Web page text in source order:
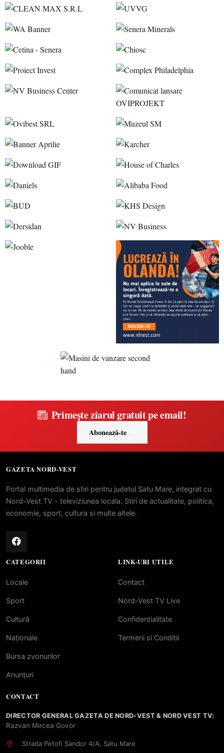
Primește ziarul gratuit pe email!
Abonează-te
GAZETA NORD-VEST
Portal multimedia de stiri pentru judetul Satu Mare, integrat cu
Nord-Vest TV - televiziunea locala. Stiri de actualitate, politica,
economie, sport, cultura si multe altele.
CATEGORII
Locale
Sport
Cultură
Naționale
Bursa zvonurilor
Anunțuri
LINK-URI UTILE
Contact
Nord-Vest TV Live
Confidentialitate
Termeni si Conditii
CONTACT
DIRECTOR GENERAL GAZETA DE NORD-VEST & NORD VEST TV:
Razvan Mircea Govor
Strada Petofi Sandor 4/A, Satu Mare